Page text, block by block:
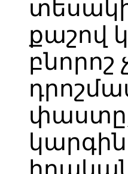
քաշով
փաստը,